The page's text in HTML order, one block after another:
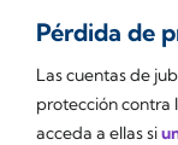
Pérdida de
Las cuentas de
protección contra
acceda a ellas si